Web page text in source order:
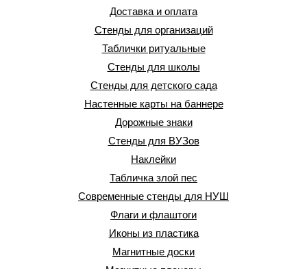
Доставка и оплата
Стенды для организаций
Таблички ритуальные
Стенды для школы
Стенды для детского сада
Настенные карты на баннере
Дорожные знаки
Стенды для ВУЗов
Наклейки
Табличка злой пес
Современные стенды для НУШ
Флаги и флаштоги
Иконы из пластика
Магнитные доски